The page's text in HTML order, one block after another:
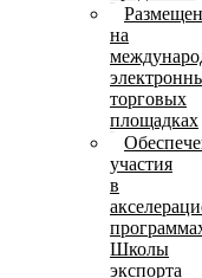
на
торговых
площадках
участия
в
Школы
экспорта